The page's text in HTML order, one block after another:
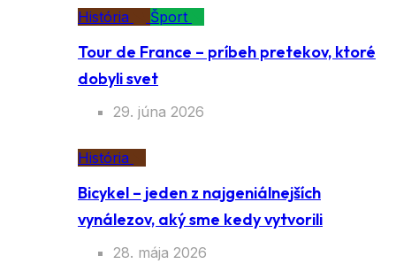
História Šport
Tour de France – príbeh pretekov, ktoré
dobyli svet
29. júna 2026
História
Bicykel – jeden z najgeniálnejších
vynálezov, aký sme kedy vytvorili
28. mája 2026